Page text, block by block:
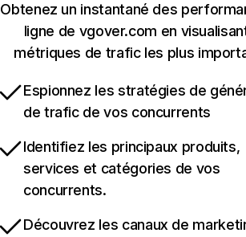
Obtenez un instantané des
ligne de vgover.com en
métriques de trafic les plus
Espionnez les stratégies de
de trafic de vos concurrents
Identifiez les principaux produits,
services et catégories de vos
concurrents.
Découvrez les canaux de